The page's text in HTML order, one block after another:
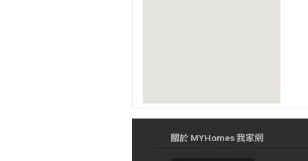
關於 MYHomes 我家網